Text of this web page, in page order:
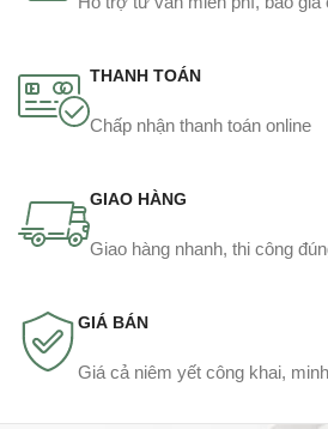
THANH TOÁN
Chấp nhận thanh toán online
GIAO HÀNG
Giao hàng nhanh, thi công
GIÁ BÁN
Giá cả niêm yết công khai,